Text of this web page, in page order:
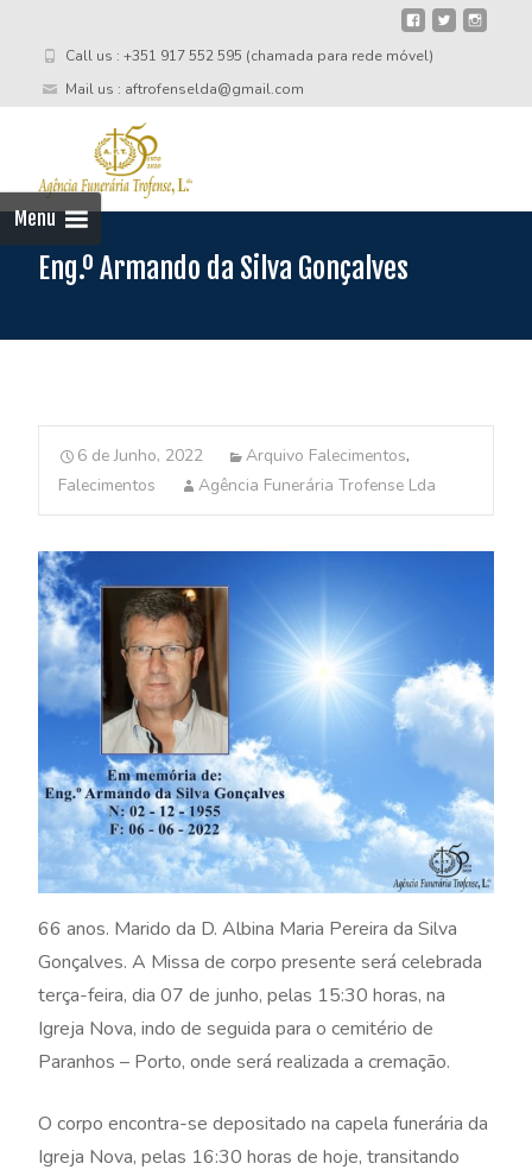
Call us : +351 917 552 595 (chamada para rede móvel)
Mail us : aftrofenselda@gmail.com
Menu
Eng.º Armando da Silva Gonçalves
6 de Junho, 2022 Arquivo Falecimentos,
Falecimentos
Agência Funerária Trofense Lda
66 anos. Marido da D. Albina Maria Pereira da Silva
Gonçalves. A Missa de corpo presente será celebrada
terça-feira, dia 07 de junho, pelas 15:30 horas, na
Igreja Nova, indo de seguida para o cemitério de
Paranhos – Porto, onde será realizada a cremação.
O corpo encontra-se depositado na capela funerária da
Igreja Nova, pelas 16:30 horas de hoje, transitando